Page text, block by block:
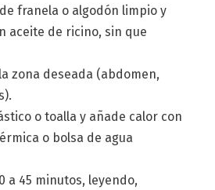
franela o algodón limpio y
aceite de ricino, sin que
zona deseada (abdomen,
o toalla y añade calor con
o bolsa de agua
a 45 minutos, leyendo,